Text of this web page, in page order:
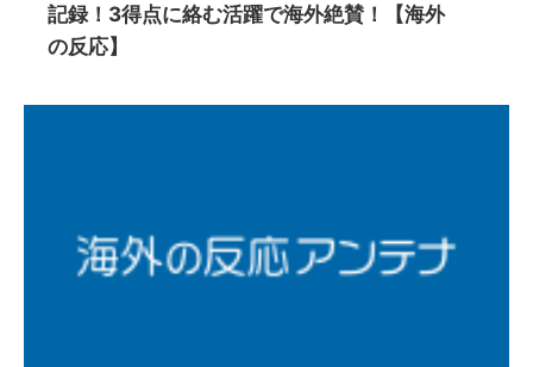
記録！3得点に絡む活躍で海外絶賛！【海外
の反応】